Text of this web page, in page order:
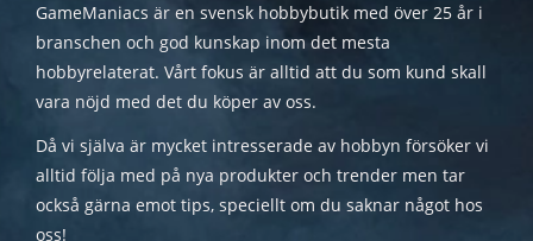
GameManiacs är en svensk hobbybutik med över 25 år i
branschen och god kunskap inom det mesta
hobbyrelaterat. Vårt fokus är alltid att du som kund skall
vara nöjd med det du köper av oss.
Då vi själva är mycket intresserade av hobbyn försöker vi
alltid följa med på nya produkter och trender men tar
också gärna emot tips, speciellt om du saknar något hos
oss!